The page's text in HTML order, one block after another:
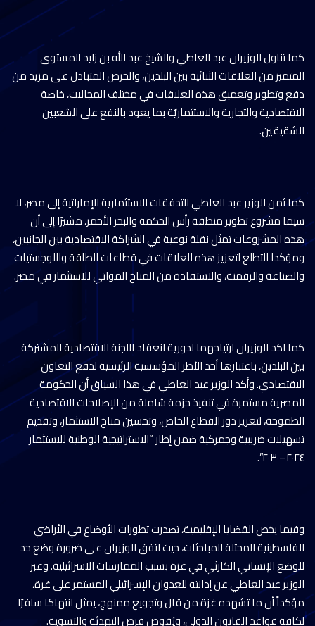
كما تناول الوزيران عبد العاطي والشيخ عبد الله بن زايد المستوى
المتميز من العلاقات الثنائية بين البلدين، والحرص المتبادل على مزيد من
دفع وتطوير وتعميق هذه العلاقات في مختلف المجالات، خاصة
الاقتصادية والتجارية والاستثماريّة بما يعود بالنفع على الشعبين
الشقيقين.
كما ثمن الوزير عبد العاطي التدفقات الاستثمارية الإماراتية إلى مصر، لا
سيما مشروع تطوير منطقة رأس الحكمة والبحر الأحمر، مشيرًا إلى أن
هذه المشروعات تمثل نقلة نوعية في الشراكة الاقتصادية بين الجانبين،
ومؤكدا التطلع لتعزيز هذه العلاقات في قطاعات الطاقة واللوجستيات
والصناعة والرقمنة، والاستفادة من المناخ المواتي للاستثمار في مصر.
كما اكد الوزيران ارتياحهما لدورية انعقاد اللجنة الاقتصادية المشتركة
بين البلدين، باعتبارها أحد الأطر المؤسسية الرئيسية لدفع التعاون
الاقتصادي. وأكد الوزير عبد العاطي في هذا السياق أن الحكومة
المصرية مستمرة في تنفيذ حزمة شاملة من الإصلاحات الاقتصادية
الطموحة، لتعزيز دور القطاع الخاص، وتحسين مناخ الاستثمار، وتقديم
تسهيلات ضريبية وجمركية ضمن إطار “الاستراتيجية الوطنية للاستثمار
٢٠٢٤–٢٠٣٠”.
وفيما يخص القضايا الإقليمية، تصدرت تطورات الأوضاع في الأراضي
الفلسطينية المحتلة المباحثات، حيث اتفق الوزيران على ضرورة وضع حد
للوضع الإنساني الكارثي في غزة بسبب الممارسات الاسرائيلية. وعبر
الوزير عبد العاطي عن إدانته للعدوان الإسرائيلي المستمر على غرة،
مؤكداً أن ما تشهده غزة من قال وتجويع ممنهج، يمثل انتهاكا سافرًا
لكافة قواعد القانون الدولي، ويُقوض فرص التهدئة والتسوية.